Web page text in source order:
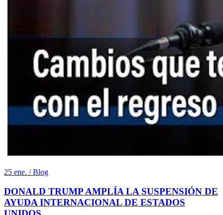
25 ene. / Blog
DONALD TRUMP AMPLÍA LA SUSPENSIÓN DE
AYUDA INTERNACIONAL DE ESTADOS